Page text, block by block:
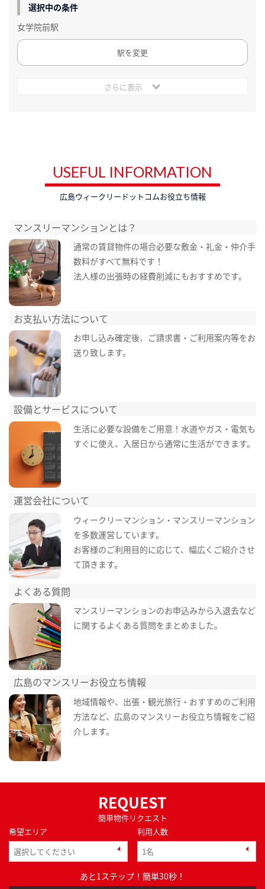
選択中の条件
女学院前駅
駅を変更
さらに表示
USEFUL INFORMATION
広島ウィークリードットコムお役立ち情報
マンスリーマンションとは？
通常の賃貸物件の場合必要な敷金・礼金・仲介手
数料がすべて無料です！
法人様の出張時の経費削減にもおすすめです。
お支払い方法について
お申し込み確定後、ご請求書・ご利用案内等をお
送り致します。
設備とサービスについて
生活に必要な設備をご用意！水道やガス・電気も
すぐに使え、入居日から通常に生活ができます。
運営会社について
ウィークリーマンション・マンスリーマンション
を多数運営しています。
お客様のご利用目的に応じて、幅広くご紹介させ
て頂きます。
よくある質問
マンスリーマンションのお申込みから入退去など
に関するよくある質問をまとめました。
広島のマンスリーお役立ち情報
地域情報や、出張・観光旅行・おすすめのご利用
方法など、広島のマンスリーお役立ち情報をご紹
介します。
REQUEST
簡単物件リクエスト
希望エリア
利用人数
あと1ステップ！簡単30秒！